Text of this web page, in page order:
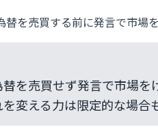
を売買する前に発言で市場
を売買せず発言で市場を
変える力は限定的な場合